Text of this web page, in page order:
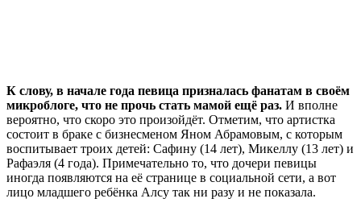
К слову, в начале года певица призналась фанатам в своём
микроблоге, что не прочь стать мамой ещё раз. И вполне
вероятно, что скоро это произойдёт. Отметим, что артистка
состоит в браке с бизнесменом Яном Абрамовым, с которым
воспитывает троих детей: Сафину (14 лет), Микеллу (13 лет) и
Рафаэля (4 года). Примечательно то, что дочери певицы
иногда появляются на её странице в социальной сети, а вот
лицо младшего ребёнка Алсу так ни разу и не показала.